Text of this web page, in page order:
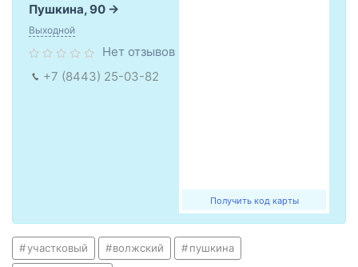
Получить код карты
Пушкина, 90
Выходной
Нет отзывов
+7 (8443) 25-03-82
участковый волжский пушкина